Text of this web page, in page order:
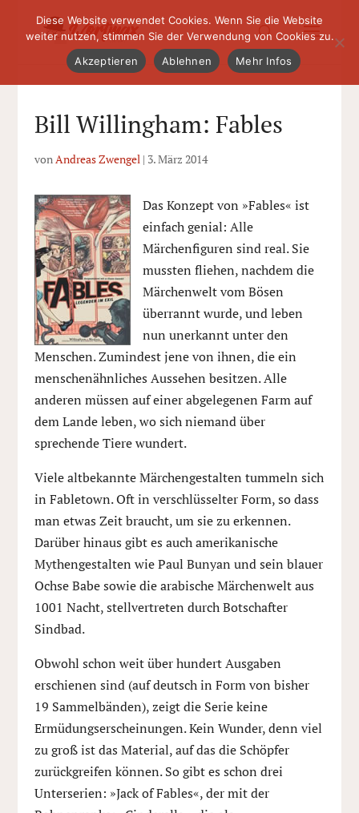
Bill Willingham: Fables
vonAndreas Zwengel| 3. März 2014
Das Konzept von »Fables« ist
einfach genial: Alle
Märchenfiguren sind real. Sie
mussten fliehen, nachdem die
Märchenwelt vom Bösen
überrannt wurde, und leben
nun unerkannt unter den
Menschen. Zumindest jene von ihnen, die ein
menschenähnliches Aussehen besitzen. Alle
anderen müssen auf einer abgelegenen Farm auf
dem Lande leben, wo sich niemand über
sprechende Tiere wundert.
Viele altbekannte Märchengestalten tummeln sich
in Fabletown. Oft in verschlüsselter Form, so dass
man etwas Zeit braucht, um sie zu erkennen.
Darüber hinaus gibt es auch amerikanische
Mythengestalten wie Paul Bunyan und sein blauer
Ochse Babe sowie die arabische Märchenwelt aus
1001 Nacht, stellvertreten durch Botschafter
Sindbad.
Obwohl schon weit über hundert Ausgaben
erschienen sind (auf deutsch in Form von bisher
19 Sammelbänden), zeigt die Serie keine
Ermüdungserscheinungen. Kein Wunder, denn viel
zu groß ist das Material, auf das die Schöpfer
zurückgreifen können. So gibt es schon drei
Unterserien: »Jack of Fables«, der mit der
Diese Website verwendet Cookies. Wenn Sie die Website
weiter nutzen, stimmen Sie der Verwendung von Cookies zu.
Akzeptieren
Ablehnen Mehr Infos